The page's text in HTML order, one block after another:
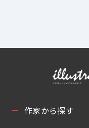
作家から探す